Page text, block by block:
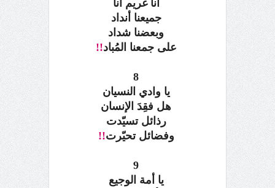
أنا غريم أنا
جميعنا أنداد
وبعضنا شداد
على جمعنا المُباد!!
8
يا وادي النسيان
هل فقِدَ الإنسان
رذائل تسيّدت
وفضائل تحيّرت!!
9
يا أمة الوجيع